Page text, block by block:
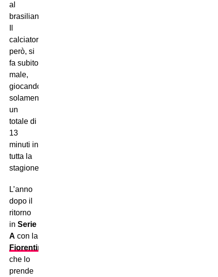
al
brasiliano.
calciatore,
però, si
fa subito
male,
giocando
solamente
un
totale di
13
minuti in
tutta la
stagione.
L’anno
dopo il
ritorno
in Serie
A con la
Fiorentina
che lo
prende